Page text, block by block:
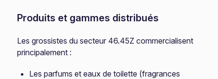
Produits et gammes distribués
Les grossistes du secteur 46.45Z commercialisent
principalement :
Les parfums et eaux de toilette (fragrances